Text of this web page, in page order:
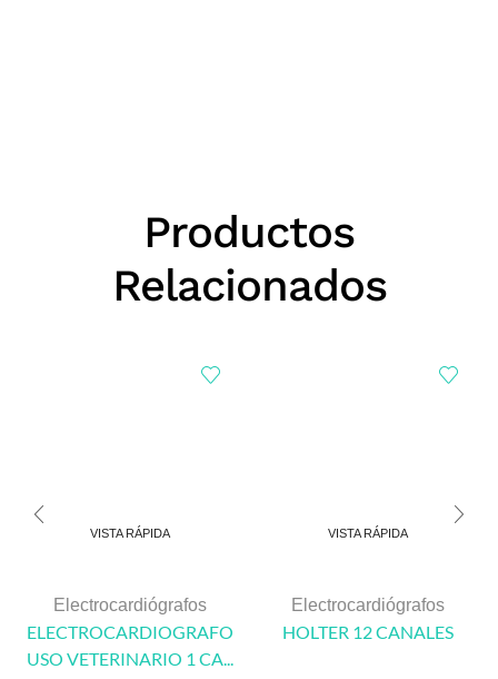
Productos
Relacionados
VISTA RÁPIDA
Electrocardiógrafos
ELECTROCARDIOGRAFO
USO VETERINARIO 1 CA...
VISTA RÁPIDA
Electrocardiógrafos
HOLTER 12 CANALES